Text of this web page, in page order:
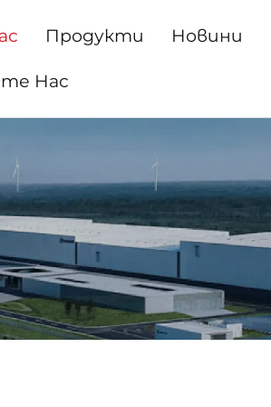
Продукти Новини
Нас